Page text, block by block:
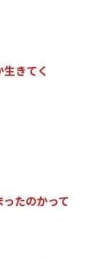
⽣きてく
ったのかって